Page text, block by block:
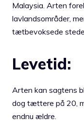
Malaysia. Arten
lavlandsområder,
tætbevoksede
Levetid:
Arten kan sagtens
dog tættere på 20,
endnu ældre.